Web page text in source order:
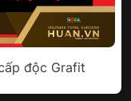
độc Grafit